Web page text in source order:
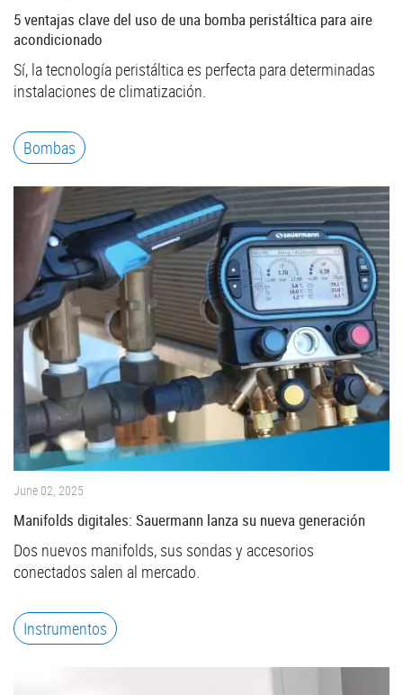
5 ventajas clave del uso de una bomba peristáltica para aire
acondicionado
Sí, la tecnología peristáltica es perfecta para determinadas
instalaciones de climatización.
Bombas
June 02, 2025
Manifolds digitales: Sauermann lanza su nueva generación
Dos nuevos manifolds, sus sondas y accesorios
conectados salen al mercado.
Instrumentos